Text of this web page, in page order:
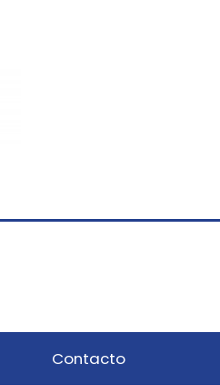
Contacto